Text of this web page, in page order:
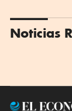
Noticias